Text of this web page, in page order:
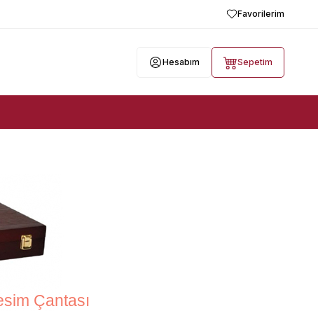
Favorilerim
Hesabım Sepetim
Çantası